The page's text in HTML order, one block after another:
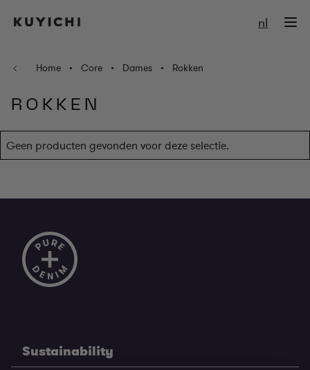
nl
Home • Core • Dames • Rokken
ROKKEN
Geen producten gevonden voor deze selectie.
Sustainability